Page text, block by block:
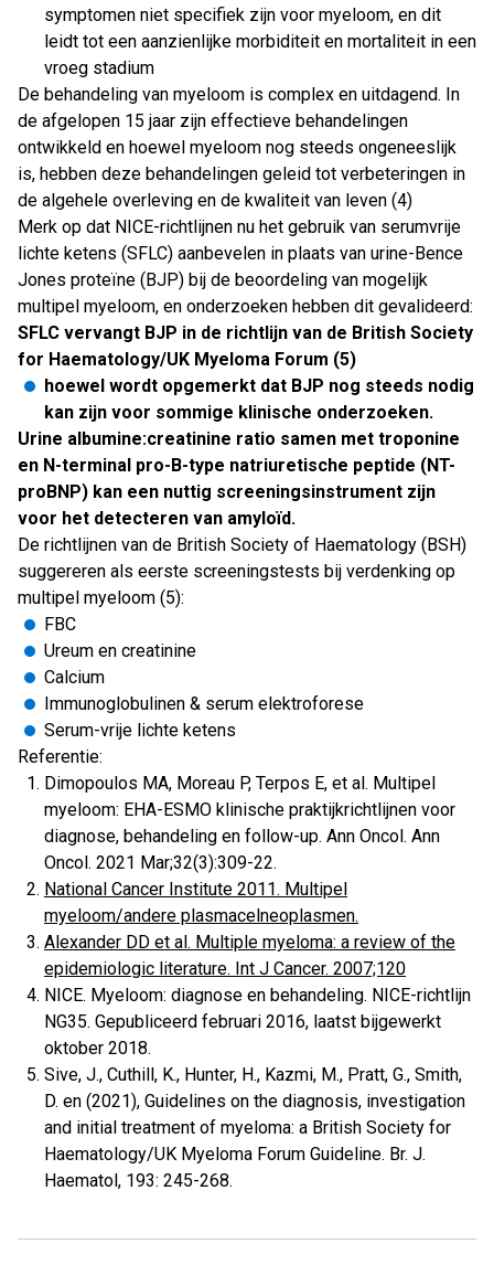
symptomen niet specifiek zijn voor myeloom, en dit
leidt tot een aanzienlijke morbiditeit en mortaliteit in een
vroeg stadium
De behandeling van myeloom is complex en uitdagend. In
de afgelopen 15 jaar zijn effectieve behandelingen
ontwikkeld en hoewel myeloom nog steeds ongeneeslijk
is, hebben deze behandelingen geleid tot verbeteringen in
de algehele overleving en de kwaliteit van leven (4)
Merk op dat NICE-richtlijnen nu het gebruik van serumvrije
lichte ketens (SFLC) aanbevelen in plaats van urine-Bence
Jones proteïne (BJP) bij de beoordeling van mogelijk
multipel myeloom, en onderzoeken hebben dit gevalideerd:
SFLC vervangt BJP in de richtlijn van de British Society
for Haematology/UK Myeloma Forum (5)
hoewel wordt opgemerkt dat BJP nog steeds nodig
kan zijn voor sommige klinische onderzoeken.
Urine albumine:creatinine ratio samen met troponine
en N-terminal pro-B-type natriuretische peptide (NT-
proBNP) kan een nuttig screeningsinstrument zijn
voor het detecteren van amyloïd.
De richtlijnen van de British Society of Haematology (BSH)
suggereren als eerste screeningstests bij verdenking op
multipel myeloom (5):
FBC
Ureum en creatinine
Calcium
Immunoglobulinen & serum elektroforese
Serum-vrije lichte ketens
Referentie:
Dimopoulos MA, Moreau P, Terpos E, et al. Multipel
myeloom: EHA-ESMO klinische praktijkrichtlijnen voor
diagnose, behandeling en follow-up. Ann Oncol. Ann
Oncol. 2021 Mar;32(3):309-22.
National Cancer Institute 2011. Multipel
myeloom/andere plasmacelneoplasmen.
Alexander DD et al. Multiple myeloma: a review of the
epidemiologic literature. Int J Cancer. 2007;120
NICE. Myeloom: diagnose en behandeling. NICE-richtlijn
NG35. Gepubliceerd februari 2016, laatst bijgewerkt
oktober 2018.
Sive, J., Cuthill, K., Hunter, H., Kazmi, M., Pratt, G., Smith,
D. en (2021), Guidelines on the diagnosis, investigation
and initial treatment of myeloma: a British Society for
Haematology/UK Myeloma Forum Guideline. Br. J.
Haematol, 193: 245-268.